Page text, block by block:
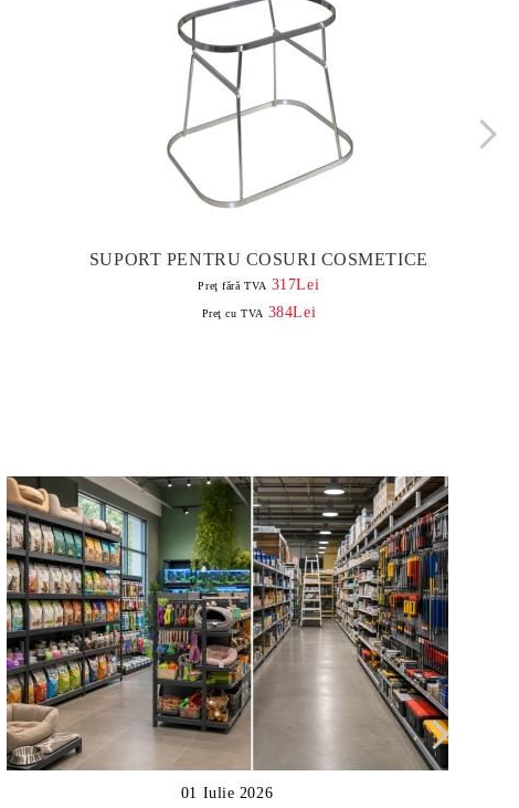
SUPORT PENTRU COSURI COSMETICE
Preţ fără TVA 317Lei
Preţ cu TVA 384Lei
01 Iulie 2026